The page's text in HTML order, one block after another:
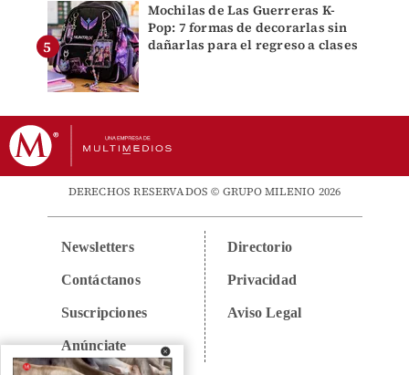
Mochilas de Las Guerreras K-
Pop: 7 formas de decorarlas sin
dañarlas para el regreso a clases
DERECHOS RESERVADOS © GRUPO MILENIO 2026
Newsletters
Contáctanos
Suscripciones
Anúnciate
Directorio
Privacidad
Aviso Legal